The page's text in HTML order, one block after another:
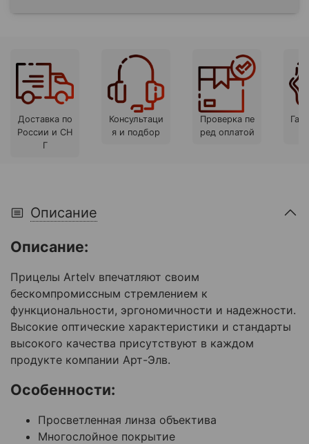
Доставка по
России и СН
Г
Консультаци
я и подбор
Проверка пе
ред оплатой
Описание
Описание:
Прицелы Artelv впечатляют своим
бескомпромиссным стремлением к
функциональности, эргономичности и надежности.
Высокие оптические характеристики и стандарты
высокого качества присутствуют в каждом
продукте компании Арт-Элв.
Особенности:
Просветленная линза объектива
Многослойное покрытие